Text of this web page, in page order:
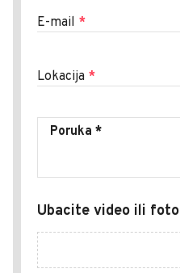
E-mail *
Lokacija *
Ubacite video ili foto